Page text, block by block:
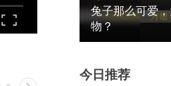
兔子那么可爱
物？
今日推荐